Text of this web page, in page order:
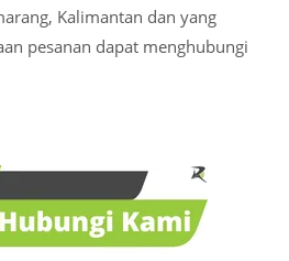
Kalimantan dan yang
pesanan dapat menghubungi